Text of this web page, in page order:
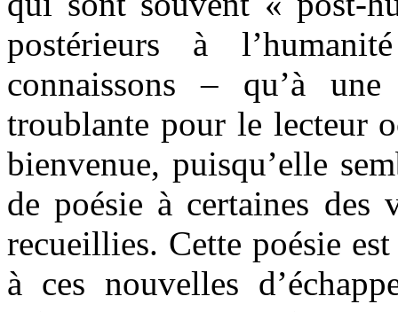
postérieurs à
connaissons – qu’à
troublante pour le lecteur
bienvenue, puisqu’elle
de poésie à certaines
recueillies. Cette poésie
à ces nouvelles